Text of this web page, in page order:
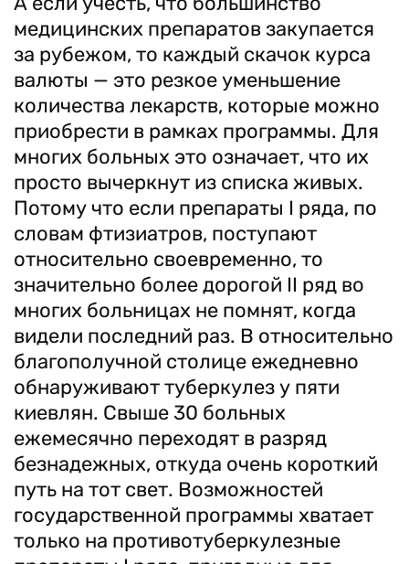
медицинских препаратов закупается
за рубежом, то каждый скачок курса
валюты — это резкое уменьшение
количества лекарств, которые можно
приобрести в рамках программы. Для
многих больных это означает, что их
просто вычеркнут из списка живых.
Потому что если препараты І ряда, по
словам фтизиатров, поступают
относительно своевременно, то
значительно более дорогой ІІ ряд во
многих больницах не помнят, когда
видели последний раз. В относительно
благополучной столице ежедневно
обнаруживают туберкулез у пяти
киевлян. Свыше 30 больных
ежемесячно переходят в разряд
безнадежных, откуда очень короткий
путь на тот свет. Возможностей
государственной программы хватает
только на противотуберкулезные